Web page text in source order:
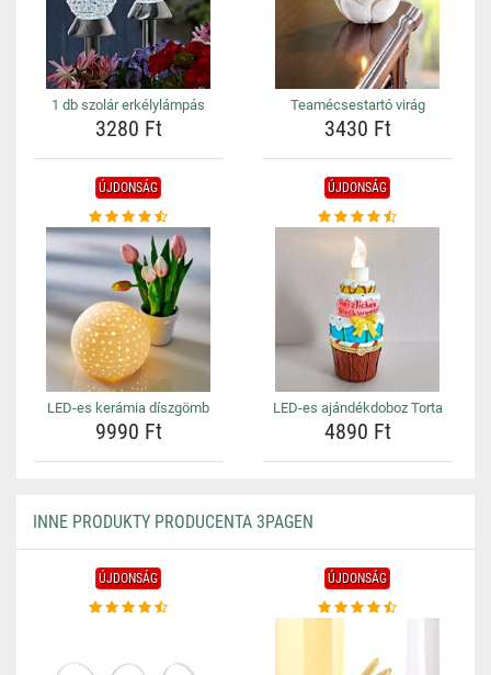
1 db szolár erkélylámpás
3280 Ft
Teamécsestartó virág
3430 Ft
ÚJDONSÁG
LED-es kerámia díszgömb
9990 Ft
ÚJDONSÁG
LED-es ajándékdoboz Torta
4890 Ft
INNE PRODUKTY PRODUCENTA 3PAGEN
ÚJDONSÁG ÚJDONSÁG